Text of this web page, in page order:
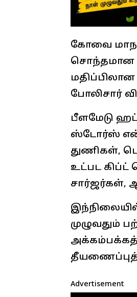
கோவை
சொந்தமான
மதிப்பிலான
போலிசார்
பீளமேடு
ஸ்டோர்ஸ்
துணிகள்,
உட்பட
சார்ஜர்கள்,
முழுவதும்
தீயணைப்புத்
Advertisement